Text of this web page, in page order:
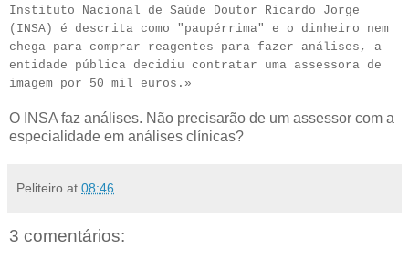
Instituto Nacional de Saúde Doutor Ricardo Jorge
(INSA) é descrita como "paupérrima" e o dinheiro nem
chega para comprar reagentes para fazer análises, a
entidade pública decidiu contratar uma assessora de
imagem por 50 mil euros.»
O INSA faz análises. Não precisarão de um assessor com a
especialidade em análises clínicas?
Peliteiro at 08:46
3 comentários: